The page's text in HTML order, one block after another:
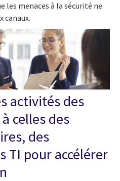
les menaces à la sécurité ne
canaux.
activités des
celles des
des
TI pour accélérer